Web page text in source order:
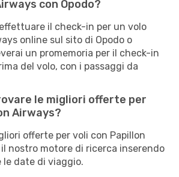
con Opodo?
il check-in per un volo
online sul sito di Opodo o
un promemoria per il check-in
del volo, con i passaggi da
le migliori offerte per
Airways?
offerte per voli con Papillon
nostro motore di ricerca inserendo
le date di viaggio.